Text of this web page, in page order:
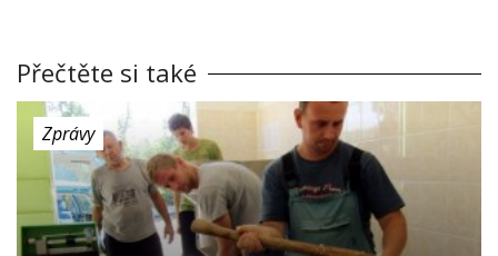
Přečtěte si také
Zprávy